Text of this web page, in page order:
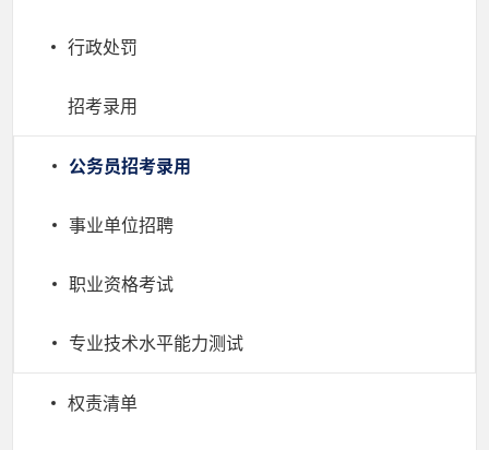
行政处罚
招考录用
公务员招考录用
事业单位招聘
职业资格考试
专业技术水平能力测试
权责清单